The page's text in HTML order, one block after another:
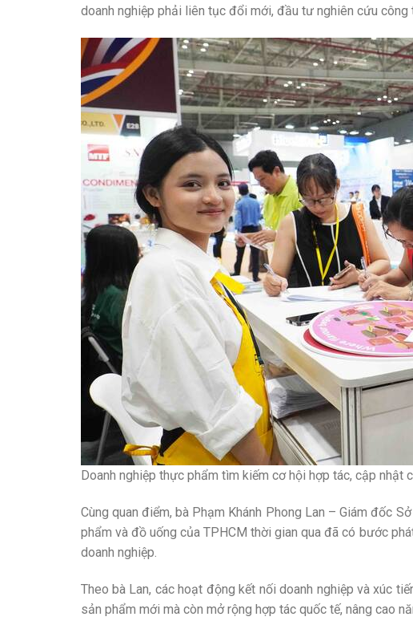
doanh nghiệp phải liên tục đổi mới, đầu tư nghiên cứu
Doanh nghiệp thực phẩm tìm kiếm cơ hội hợp tác, cập nhật
Cùng quan điểm, bà Phạm Khánh Phong Lan – Giám đốc
phẩm và đồ uống của TPHCM thời gian qua đã có bước
doanh nghiệp.
Theo bà Lan, các hoạt động kết nối doanh nghiệp và xúc
sản phẩm mới mà còn mở rộng hợp tác quốc tế, nâng cao